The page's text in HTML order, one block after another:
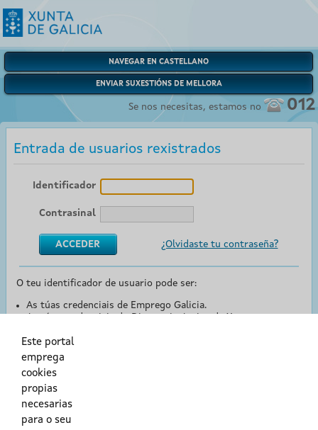
NAVEGAR EN CASTELLANO
ENVIAR SUXESTIÓNS DE MELLORA
Se nos necesitas, estamos no 012
Entrada de usuarios rexistrados
Identificador
Contrasinal
¿Olvidaste tu contraseña?
O teu identificador de usuario pode ser:
As túas credenciais de Emprego Galicia.
O teu DNI ou o teu NIE.
Este portal
emprega
cookies
propias
necesarias
para o seu